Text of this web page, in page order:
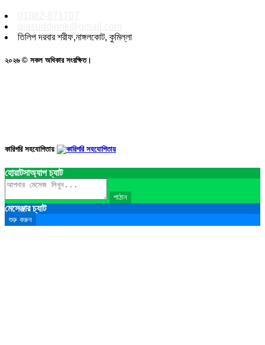
তিলিপ দরবার শরীফ,নাঙ্গলকোট, কুমিল্লা
২০২৬ © সকল অধিকার সংরক্ষিত।
কারিগরি সহযোগিতায়
হোয়াটসাঅ্যাপ চ্যাট
পাঠান
মেসেঞ্জার চ্যাট
শুরু করুন